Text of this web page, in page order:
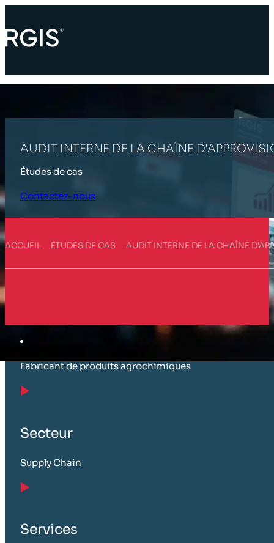
AUDIT INTERNE DE LA CHAÎNE
Études de cas
Contactez-nous
ACCUEIL ÉTUDES DE CAS AUDIT INTERNE DE LA CHAÎNE
Fabricant de produits agrochimiques
Secteur
Supply Chain
Services